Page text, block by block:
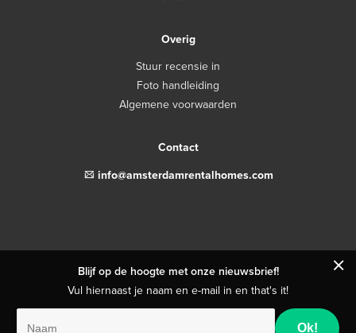
Overig
Stuur recensie in
Foto handleiding
Algemene voorwaarden
Contact
email info@amsterdamrentalhomes.com
Blijf op de hoogte met onze nieuwsbrief!
Vul hiernaast je naam en e-mail in en that's it!
close